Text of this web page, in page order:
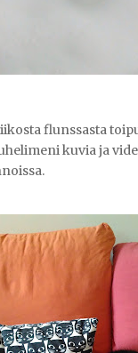
flunssasta
kuvia ja